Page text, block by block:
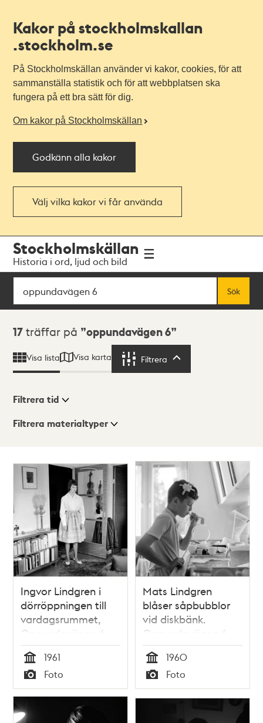
Kakor på stockholmskallan
.stockholm.se
På Stockholmskällan använder vi kakor, cookies, för att
sammanställa statistik och för att webbplatsen ska
fungera på ett bra sätt för dig.
Om kakor på Stockholmskällan
Godkänn alla kakor
Välj vilka kakor vi får använda
navigationen
huvudinnehållet
Stockholmskällan
Historia i ord, ljud och bild
Sök
Sök
Sökresultat
17 träffar på oppundavägen 6
Visa lista Visa karta Filtrera
Visningsläge
ListaKarta
Filtrera tid
Filtrera materialtyper
träffar
Ingvor Lindgren i
dörröppningen till
vardagsrummet,
Oppundavägen 6
Tid
1961
Typ
Foto
Mats Lindgren
blåser såpbubblor
vid diskbänk.
Oppundavägen 6
Tid
1960
Typ
Foto